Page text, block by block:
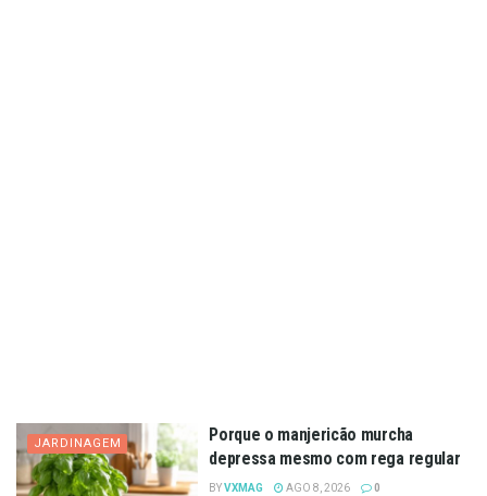
JARDINAGEM
Porque o manjericão murcha
depressa mesmo com rega regular
BYVXMAG AGO 8, 2026 0